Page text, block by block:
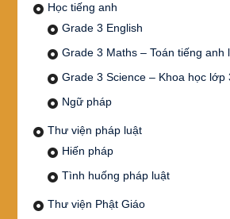
Học tiếng anh
Grade 3 English
Grade 3 Maths – Toán tiếng anh
Grade 3 Science – Khoa học lớp
Ngữ pháp
Thư viện pháp luật
Hiến pháp
Tình huống pháp luật
Thư viện Phật Giáo